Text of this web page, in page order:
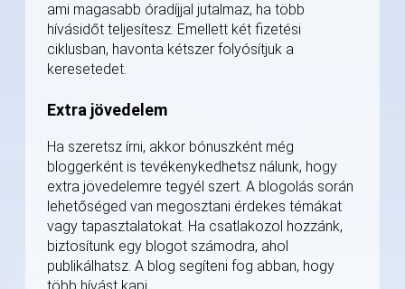
ami magasabb óradíjjal jutalmaz, ha több
hívásidőt teljesítesz. Emellett két fizetési
ciklusban, havonta kétszer folyósítjuk a
keresetedet.
Extra jövedelem
Ha szeretsz írni, akkor bónuszként még
bloggerként is tevékenykedhetsz nálunk, hogy
extra jövedelemre tegyél szert. A blogolás során
lehetőséged van megosztani érdekes témákat
vagy tapasztalatokat. Ha csatlakozol hozzánk,
biztosítunk egy blogot számodra, ahol
publikálhatsz. A blog segíteni fog abban, hogy